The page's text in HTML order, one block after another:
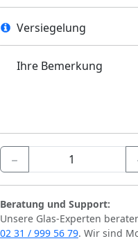
Versiegelung
Ihre Bemerkung
Beratung und Support:
Unsere Glas-Experten
02 31 / 999 56 79. Wir sind